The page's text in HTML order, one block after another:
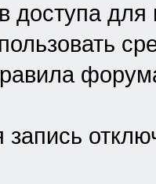
доступа
запись